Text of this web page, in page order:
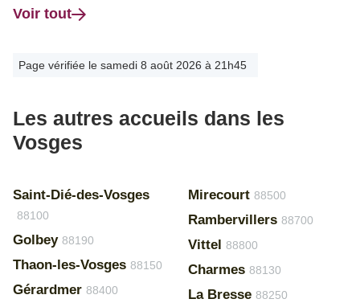
Voir tout
Page vérifiée le samedi 8 août 2026 à 21h45
Les autres accueils dans les
Vosges
Saint-Dié-des-Vosges
88100
Golbey 88190
Thaon-les-Vosges 88150
Gérardmer 88400
Mirecourt 88500
Rambervillers 88700
Vittel 88800
Charmes 88130
La Bresse 88250